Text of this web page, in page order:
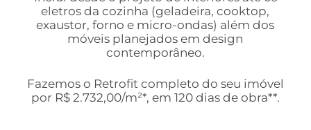
eletros da cozinha (geladeira, cooktop,
exaustor, forno e micro-ondas) além dos
móveis planejados em design
contemporâneo.
Fazemos o Retrofit completo do seu imóvel
por R$ 2.732,00/m²*, em 120 dias de obra**.